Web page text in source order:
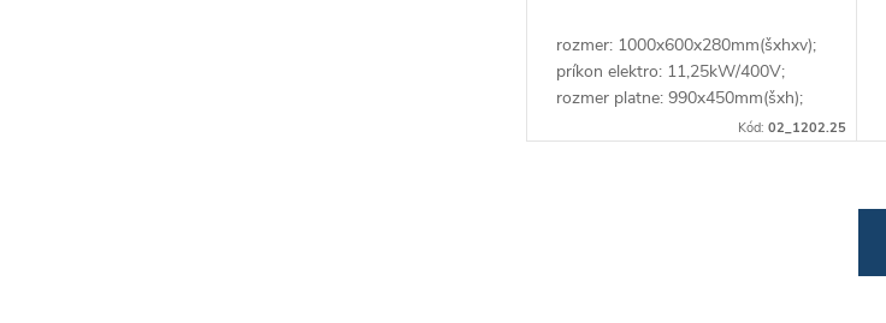
rozmer: 1000x600x280mm(šxhxv);
príkon elektro: 11,25kW/400V;
rozmer platne: 990x450mm(šxh);
platňa: ryhovaná; prevedenie:
Kód:02_1202.25